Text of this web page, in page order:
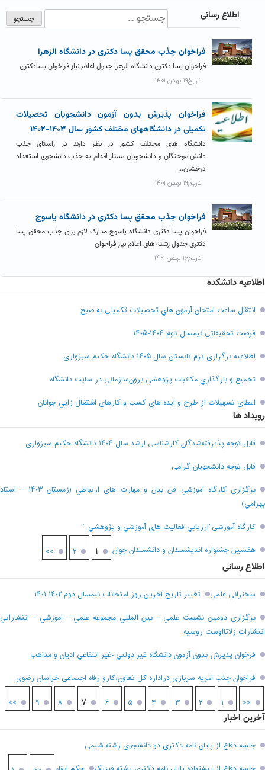
اطلاع رسانی
فراخوان جذب محقق پسا دکتری در دانشگاه الزهرا
فراخوان پسا دکتری دانشگاه الزهرا جدول اعلام نیاز فراخوان پسادکتری
تاریخ۱۹ بهمن ۱۴۰۱
فراخوان پذیرش بدون آزمون دانشجویان تحصیلات
تکمیلی در دانشگاههای مختلف کشور سال ۱۴۰۳-۱۴۰۲
دانشگاه های مختلف کشور در نظر دارند در راستای جذب
دانش‌آموختگان و دانشجویان ممتاز اقدام به جذب دانشجوی استعداد
درخشان...
تاریخ۱۹ بهمن ۱۴۰۱
فراخوان جذب محقق پسا دکتری در دانشگاه یاسوج
فراخوان پسا دکتری دانشگاه یاسوج مدارک لازم برای جذب محقق پسا
دکتری جدول رشته های اعلام نیاز فراخوان
تاریخ۱۶ بهمن ۱۴۰۱
اطلاعیه دانشکده
انتقال ساعت امتحان آزمون هاي تحصيلات تکميلي به صبح
فرصت تحقيقاتي نیمسال دوم ۱۴۰۴-۱۴۰۵
اطلاعیه برگزاری ترم تابستان سال ۱۴۰۵ دانشگاه حکیم سبزواری
تجميع و بارگذاري مکاتبات پژوهشي برون‌سازماني در سايت دانشگاه
اعطاي تسهيلات از طرح و ايده هاي کسب و کارهاي اشتغال زايي جوانان
رویداد ها
قابل توجه پذیرفته‌شدگان کارشناسی ارشد سال ۱۴۰۴ دانشگاه حکیم سبزواری
قابل توجه دانشجویان گرامی
برگزاري کارگاه آموزشي فن بيان و مهارت هاي ارتباطي (زمستان ۱۴۰۳ – استاد
بهرامي)
کارگاه آموزشی”ارزيابي فعاليت هاي آموزشي و پژوهشي “
هفتمين جشنواره انديشمندان و دانشمندان جوان
۱ ۲ >>
اطلاع رسانی
سخنراني علمي
تغيير تاريخ آخرين روز امتحانات نيمسال دوم ۱۴۰۲-۱۴۰۱
برگزاري دومين نشست علمي – بين المللي مجموعه علمي – اموزشي – انتشاراتي
انتشارات زلاتااوست روسيه
فرخوان پذيرش بدون آزمون دانشگاه غير دولتي -غير انتفاعي اديان و مذاهب
فراخوان جذب امریه سربازی دراداره کل تعاون،کارو رفاه اجتماعی خراسان رضوی
<< ۱ ۲ ۳ ۴ ۵ ۶ ۷ ۸ ۹ >>
آخرین اخبار
جلسه دفاع از پایان نامه دکتری دو دانشجوی رشته شیمی